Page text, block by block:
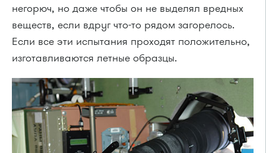
негорюч, но даже чтобы он не выделял вредных
веществ, если вдруг что-то рядом загорелось.
Если все эти испытания проходят положительно,
изготавливаются летные образцы.